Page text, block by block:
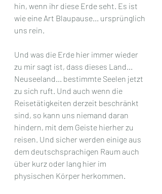
hin, wenn ihr diese Erde seht. Es ist
wie eine Art Blaupause... ursprünglich
uns rein.
Und was die Erde hier immer wieder
zu mir sagt ist, dass dieses Land...
Neuseeland... bestimmte Seelen jetzt
zu sich ruft. Und auch wenn die
Reisetätigkeiten derzeit beschränkt
sind, so kann uns niemand daran
hindern, mit dem Geiste hierher zu
reisen. Und sicher werden einige aus
dem deutschsprachigen Raum auch
über kurz oder lang hier im
physischen Körper herkommen.